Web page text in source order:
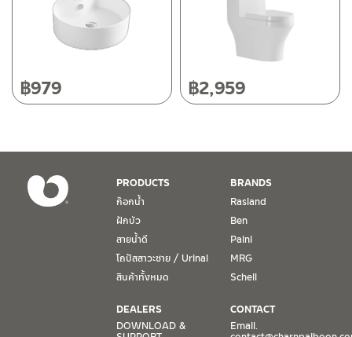
โทร: 080-075-2626
วันจันทร์ – วันศุกร์ เวลา 8:30-17:30 น.
วันเสาร์ เวลา 8:30-15:00 น.
1. การรับประกัน จะต้องมีหลักฐานการซื้อ หรือ ใบเสร็จ โดยทางบริษัทฯ
ขอตรวจสอบโดยนับวันซื้อขายเป็นสำคัญ ทางบริษัทฯ ไม่สามารถให้
เงื่อนไขการรับประกันสินค้าได้ หากไม่มีเอกสารดังกล่าว
2. การรับประกันสินค้า จะรับประกันฉพาะสินค้าที่อยู่ในสภาพการใช้งาน
ปกติ หากมีตำหนิ ชำรุด ร้าว ตกพื้น หรือสภาพภายนอกอยู่ในสภาพที่ใช้
3. การรับประกันสินค้า จะรับประกันเฉพาะชิ้นส่วนที่แจ้ง เช่น ก๊อกน้ำ จะ
฿979 ฿2,959
PRODUCTS
ก๊อกน้ำ
ฝักบัว
สายน้ำดี
โถปัสสาวะชาย / Urinal
สินค้าทั้งหมด
BRANDS
Rasland
Ben
Paini
MRG
Schell
DEALERS
DOWNLOAD &
CONTACT
Email.